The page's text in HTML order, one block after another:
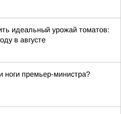
идеальный урожай томатов:
в августе
ноги премьер-министра?